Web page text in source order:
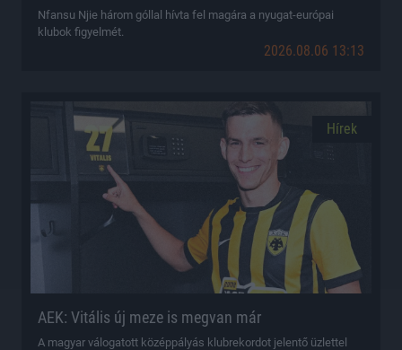
Nfansu Njie három góllal hívta fel magára a nyugat-európai
klubok figyelmét.
2026.08.06 13:13
Hírek
AEK: Vitális új meze is megvan már
A magyar válogatott középpályás klubrekordot jelentő üzlettel